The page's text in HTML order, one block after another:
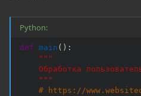
Python:
def main ( ) :
"""
Обработка
    """
# https://